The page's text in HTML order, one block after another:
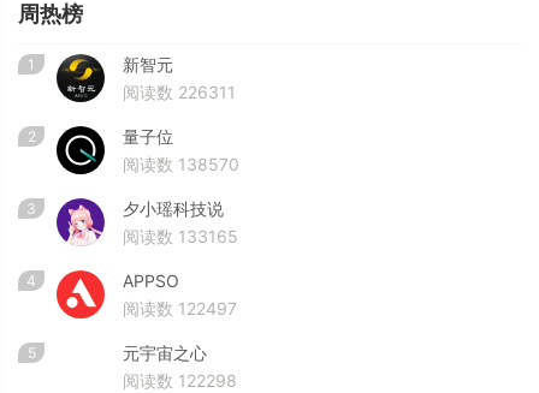
周热榜
1
新智元
阅读数 226311
2
量子位
阅读数 138570
3
夕小瑶科技说
阅读数 133165
4
APPSO
阅读数 122497
5
元宇宙之心
阅读数 122298